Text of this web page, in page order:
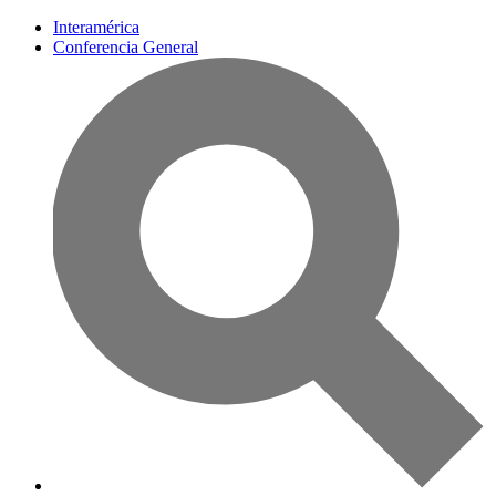
Interamérica
Conferencia General